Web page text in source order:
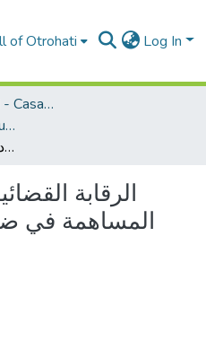
of Otrohati Log In
Université Hassan II - Casablanca
CEDoc en Sciences Juridiques, Economiques, Sociales et de Gestion (CED - SJESG)
الرقابة القضائية على حياة شركات المساهمة في ضوء الاجتهاد القضائي المغربي و المقارن
الرقابة
المساهمة في